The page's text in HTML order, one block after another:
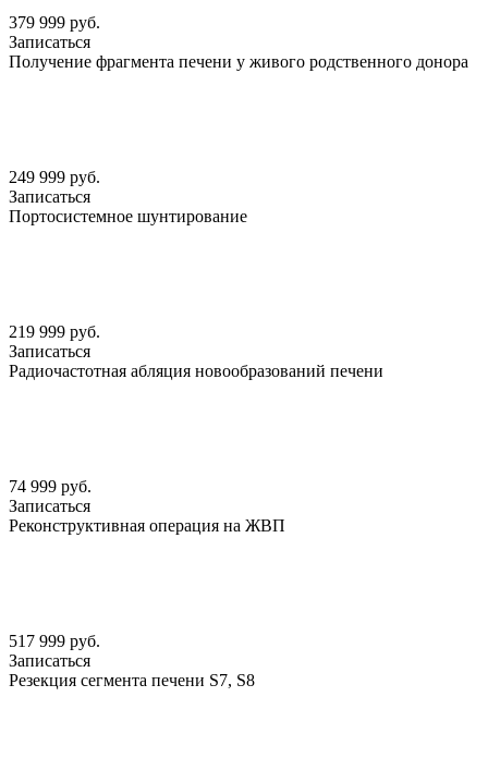
379 999 руб.
Записаться
Получение фрагмента печени у живого родственного донора
249 999 руб.
Записаться
Портосистемное шунтирование
219 999 руб.
Записаться
Радиочастотная абляция новообразований печени
74 999 руб.
Записаться
Реконструктивная операция на ЖВП
517 999 руб.
Записаться
Резекция сегмента печени S7, S8